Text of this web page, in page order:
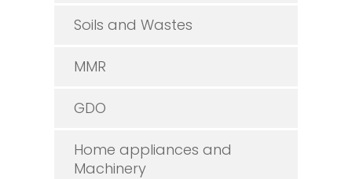
Soils and Wastes
MMR
GDO
Home appliances and
Machinery